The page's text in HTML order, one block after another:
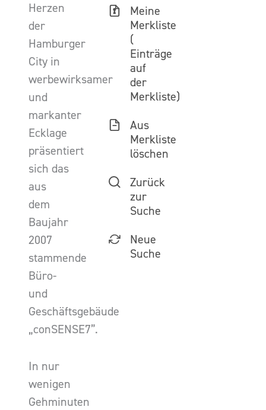
Herzen
der
Hamburger
City in
werbewirksamer
und
markanter
Ecklage
präsentiert
sich das
aus
dem
Baujahr
2007
stammende
Büro-
und
Geschäftsgebäude
„conSENSE7”.
In nur
wenigen
Gehminuten
Meine
Merkliste
(
Einträge
auf
der
Merkliste)
Aus
Merkliste
löschen
Zurück
zur
Suche
Neue
Suche